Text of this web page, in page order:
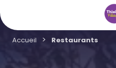
Accueil Restaurants